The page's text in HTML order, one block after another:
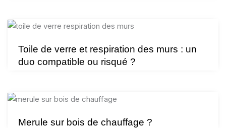
Toile de verre et respiration des murs : un
duo compatible ou risqué ?
Merule sur bois de chauffage ?